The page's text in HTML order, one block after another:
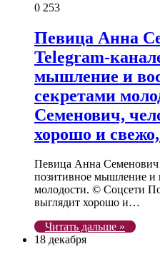
0 253
Певица Анна
Telegram-
мышление и
секретами
Семенович,
хорошо и
Певица Анна Семенович
позитивное мышление и
молодости. © Соцсети
выглядит хорошо и…
Читать дальше »
18 декабря